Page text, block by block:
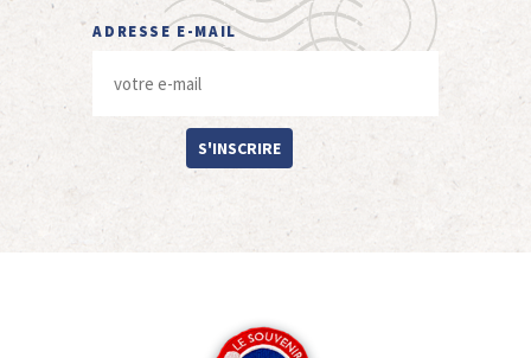
ADRESSE E-MAIL
S'INSCRIRE